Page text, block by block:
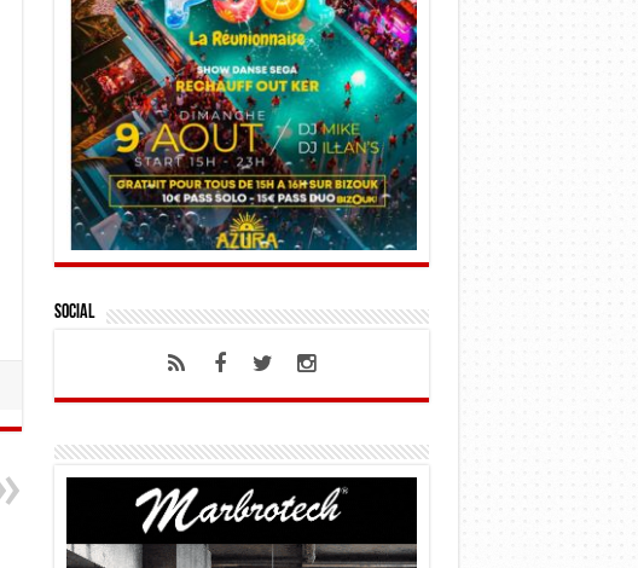
Social